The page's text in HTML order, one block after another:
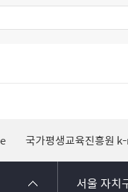
k-mooc 120 외국어
서울 자치